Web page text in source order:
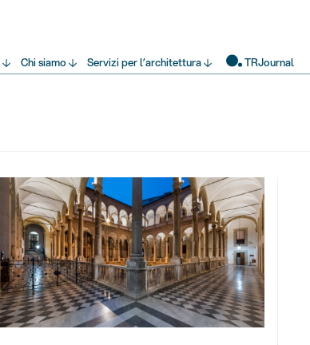
Chi siamo Servizi per l’architettura TRJournal